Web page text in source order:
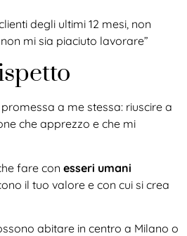
degli ultimi 12 mesi, non
non mi sia piaciuto lavorare”
a me stessa: riuscire a
che apprezzo e che mi
fare con esseri umani
il tuo valore e con cui si crea
abitare in centro a Milano o